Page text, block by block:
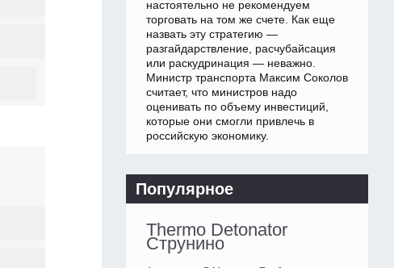
настоятельно не рекомендуем
торговать на том же счете. Как еще
назвать эту стратегию —
разгайдарствление, расчубайсация
или раскудринация — неважно.
Министр транспорта Максим Соколов
считает, что министров надо
оценивать по объему инвестиций,
которые они смогли привлечь в
российскую экономику.
Популярное
Thermo Detonator
Струнино